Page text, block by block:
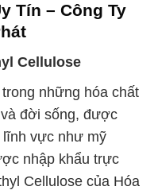
Tín – Công Ty
Cellulose
những hóa chất
đời sống, được
lĩnh vực như mỹ
nhập khẩu trực
Cellulose của Hóa